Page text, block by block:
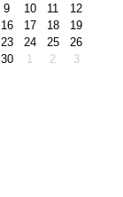
9 10 11
12
16 17 18
19
23 24 25
26
30 1 2 3